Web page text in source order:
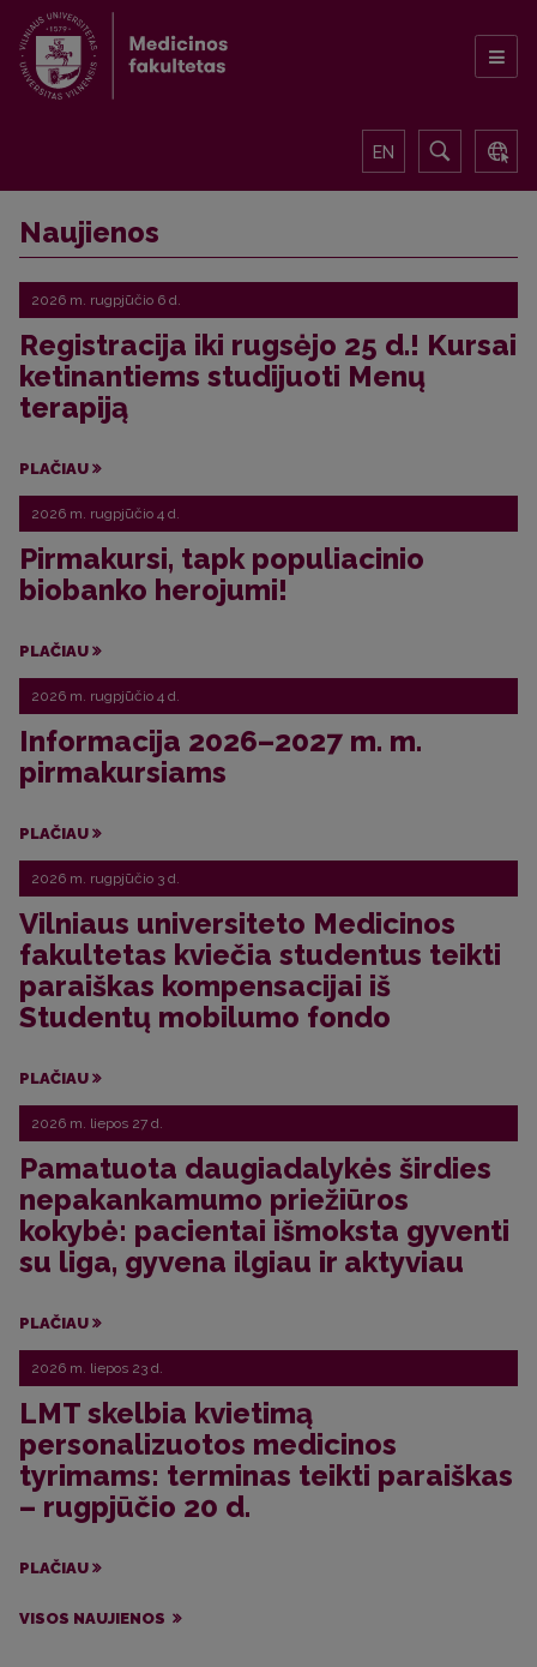
EN
Naujienos
2026 m. rugpjūčio 6 d.
Registracija iki rugsėjo 25 d.! Kursai
ketinantiems studijuoti Menų
terapiją
PLAČIAU
2026 m. rugpjūčio 4 d.
Pirmakursi, tapk populiacinio
biobanko herojumi!
PLAČIAU
2026 m. rugpjūčio 4 d.
Informacija 2026–2027 m. m.
pirmakursiams
PLAČIAU
2026 m. rugpjūčio 3 d.
Vilniaus universiteto Medicinos
fakultetas kviečia studentus teikti
paraiškas kompensacijai iš
Studentų mobilumo fondo
PLAČIAU
2026 m. liepos 27 d.
Pamatuota daugiadalykės širdies
nepakankamumo priežiūros
kokybė: pacientai išmoksta gyventi
su liga, gyvena ilgiau ir aktyviau
PLAČIAU
2026 m. liepos 23 d.
LMT skelbia kvietimą
personalizuotos medicinos
tyrimams: terminas teikti paraiškas
– rugpjūčio 20 d.
PLAČIAU
VISOS NAUJIENOS